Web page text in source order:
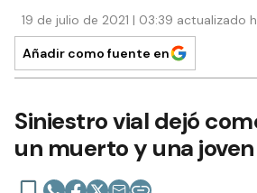
19 de julio de 2021 | 03:39 actualizado
Añadir como fuente en
Siniestro vial dejó
un muerto y una